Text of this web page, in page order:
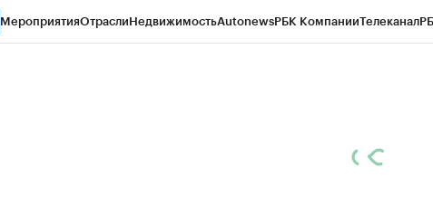
МероприятияОтраслиНедвижимостьAutonewsРБК КомпанииТелеканал